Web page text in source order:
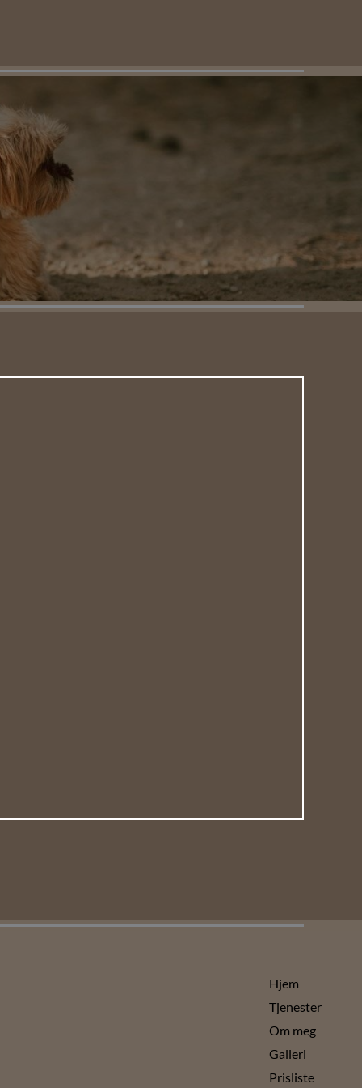
Hjem
Tjenester
Om meg
Galleri
Prisliste